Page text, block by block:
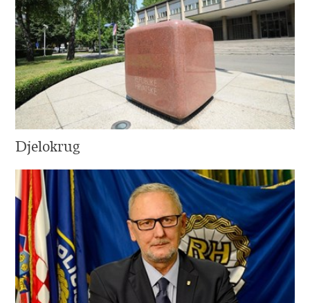
Djelokrug